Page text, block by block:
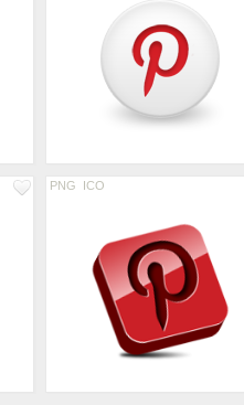
PNG ICO